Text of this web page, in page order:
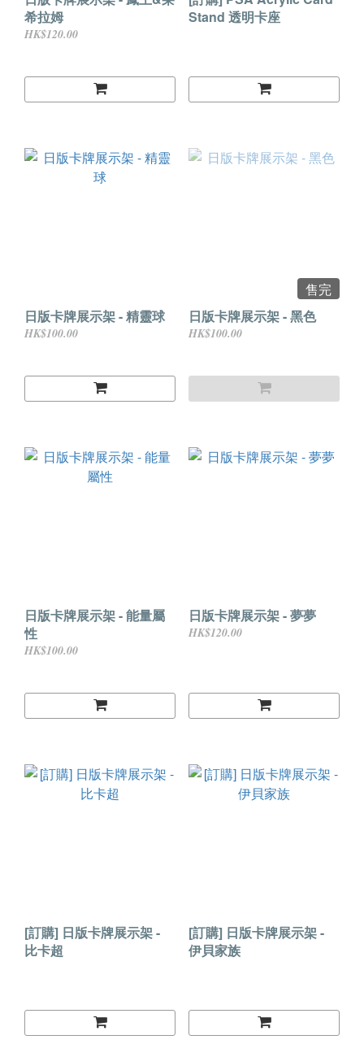
希拉姆
HK$120.00
Stand 透明卡座
日版卡牌展示架 - 精靈球
HK$100.00
售完
日版卡牌展示架 - 黑色
HK$100.00
日版卡牌展示架 - 能量屬
性
HK$100.00
日版卡牌展示架 - 夢夢
HK$120.00
[訂購] 日版卡牌展示架 -
比卡超
[訂購] 日版卡牌展示架 -
伊貝家族